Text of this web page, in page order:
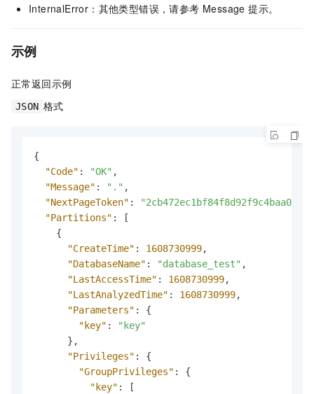
InternalError：其他类型错误，请参考 Message 提示。
示例
正常返回示例
JSON 格式
{
"Code" : "OK" ,
"Message" : "." ,
"NextPageToken" :
"Partitions" :
[
{
"CreateTime" : 1608730999,
"DatabaseName" : "database_test" ,
"LastAccessTime" : 1608730999,
"LastAnalyzedTime" : 1608730999,
"Parameters" :
{
"key" :
"key"
} ,
"Privileges" :
{
"GroupPrivileges" :
{
"key" :
[